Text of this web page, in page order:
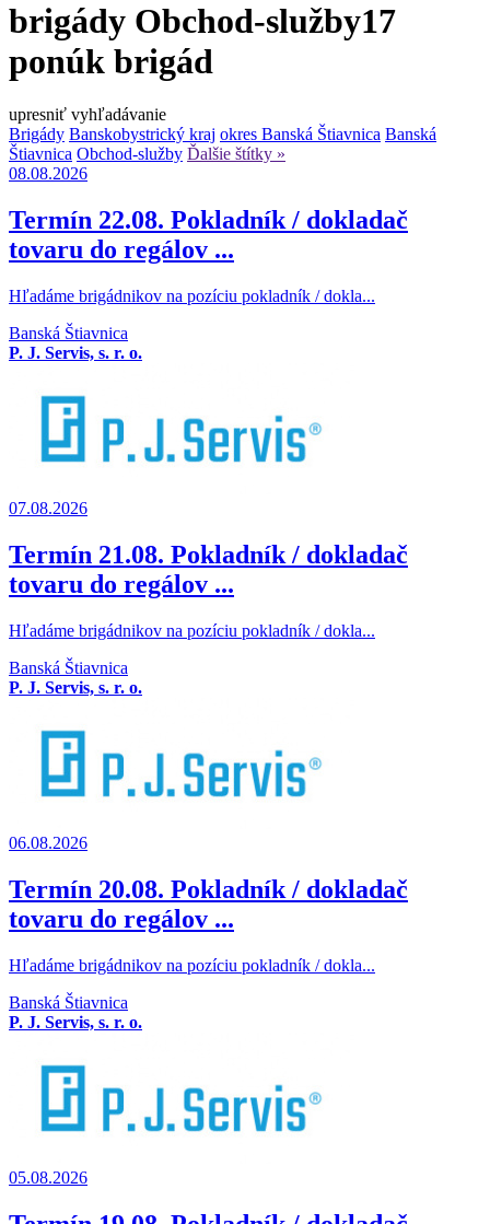
brigády Obchod-služby17
ponúk brigád
upresniť vyhľadávanie
Brigády Banskobystrický kraj okres Banská Štiavnica Banská
Štiavnica Obchod-služby Ďalšie štítky »
08.08.2026
Termín 22.08. Pokladník / dokladač
tovaru do regálov ...
Hľadáme brigádnikov na pozíciu pokladník / dokla...
Banská Štiavnica
P. J. Servis, s. r. o.
07.08.2026
Termín 21.08. Pokladník / dokladač
tovaru do regálov ...
Hľadáme brigádnikov na pozíciu pokladník / dokla...
Banská Štiavnica
P. J. Servis, s. r. o.
06.08.2026
Termín 20.08. Pokladník / dokladač
tovaru do regálov ...
Hľadáme brigádnikov na pozíciu pokladník / dokla...
Banská Štiavnica
P. J. Servis, s. r. o.
05.08.2026